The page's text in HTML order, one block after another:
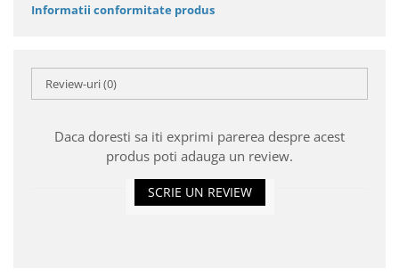
Informatii conformitate produs
Review-uri(0)
Daca doresti sa iti exprimi parerea despre acest
produs poti adauga un review.
SCRIE UN REVIEW